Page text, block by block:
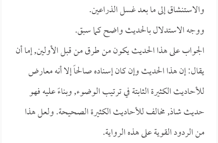
والاستنشاق إلى ما بعد غسل الذراعين.
ووجه الاستدلال بالحديث واضح كما سبق.
الجواب على هذا الحديث يكون من طرق من قبل الأولين, إما أن
يقال: إن هذا الحديث وإن كان إسناده صالحاً إلا أنه معارض
للأحاديث الكثيرة الثابتة في ترتيب الوضوء, وبناءً عليه فهو
حديث شاذ, مخالف للأحاديث الكثيرة الصحيحة. ولعل هذا
من الردود القوية على هذه الرواية.